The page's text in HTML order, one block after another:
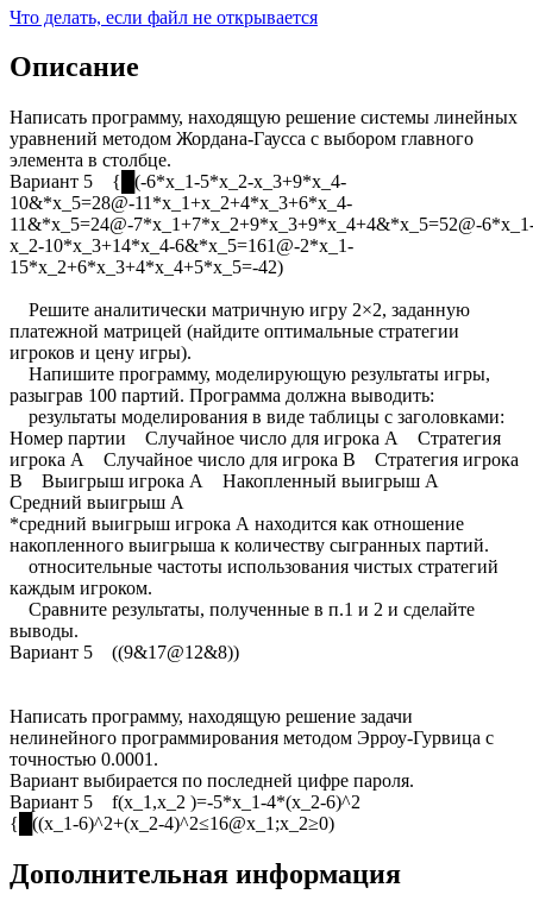
Что делать, если файл не открывается
Описание
Написать программу, находящую решение системы линейных
уравнений методом Жордана-Гаусса с выбором главного
элемента в столбце.
Вариант 5 {█(-6*x_1-5*x_2-x_3+9*x_4-
10&*x_5=28@-11*x_1+x_2+4*x_3+6*x_4-
11&*x_5=24@-7*x_1+7*x_2+9*x_3+9*x_4+4&*x_5=52@-
x_2-10*x_3+14*x_4-6&*x_5=161@-2*x_1-
15*x_2+6*x_3+4*x_4+5*x_5=-42)
Решите аналитически матричную игру 2×2, заданную
платежной матрицей (найдите оптимальные стратегии
игроков и цену игры).
Напишите программу, моделирующую результаты игры,
разыграв 100 партий. Программа должна выводить:
результаты моделирования в виде таблицы с заголовками:
Номер партии Случайное число для игрока А Стратегия
игрока А Случайное число для игрока В Стратегия игрока
В Выигрыш игрока А Накопленный выигрыш А
Средний выигрыш А
*средний выигрыш игрока А находится как отношение
накопленного выигрыша к количеству сыгранных партий.
относительные частоты использования чистых стратегий
каждым игроком.
Сравните результаты, полученные в п.1 и 2 и сделайте
выводы.
Вариант 5 ((9&17@12&8))
Написать программу, находящую решение задачи
нелинейного программирования методом Эрроу-Гурвица с
точностью 0.0001.
Вариант выбирается по последней цифре пароля.
Вариант 5 f(x_1,x_2 )=-5*x_1-4*(x_2-6)^2
{█((x_1-6)^2+(x_2-4)^2≤16@x_1;x_2≥0)
Дополнительная информация